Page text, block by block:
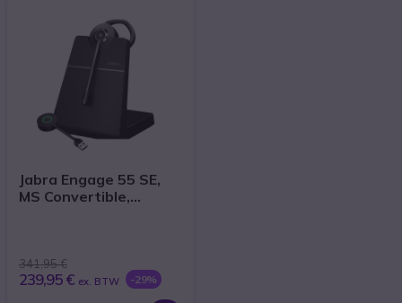
Jabra Engage 55 SE,
MS Convertible,
341,95 €
239,95 € ex. BTW -29%